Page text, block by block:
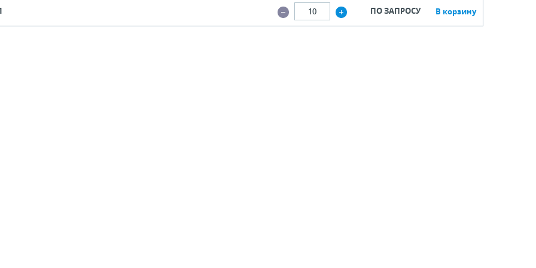
ПО ЗАПРОСУ В корзину